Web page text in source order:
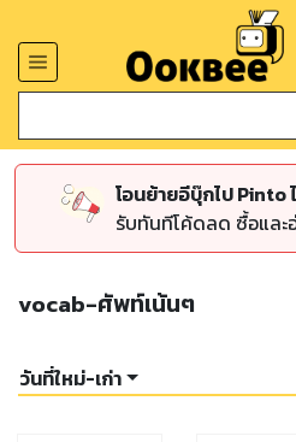
โอนย้ายอีบุ๊กไป Pinto
รับทันทีโค้ดลด ซื้อและ
vocab-ศัพท์เน้นๆ
วันที่ใหม่-เก่า